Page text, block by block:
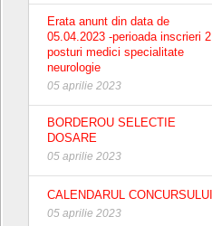
Erata anunt din data de
05.04.2023 -perioada inscrieri 2
posturi medici specialitate
neurologie
05 aprilie 2023
BORDEROU SELECTIE
DOSARE
05 aprilie 2023
CALENDARUL CONCURSULUI
05 aprilie 2023